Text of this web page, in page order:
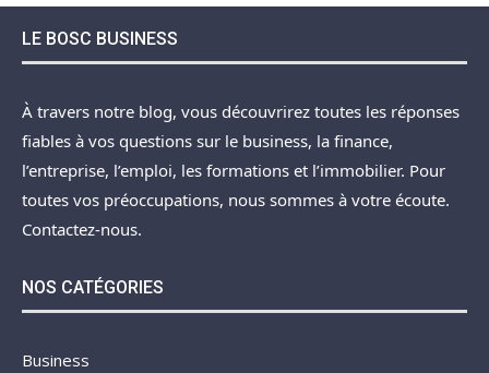
LE BOSC BUSINESS
À travers notre blog, vous découvrirez toutes les réponses
fiables à vos questions sur le business, la finance,
l’entreprise, l’emploi, les formations et l’immobilier. Pour
toutes vos préoccupations, nous sommes à votre écoute.
Contactez-nous.
NOS CATÉGORIES
Business